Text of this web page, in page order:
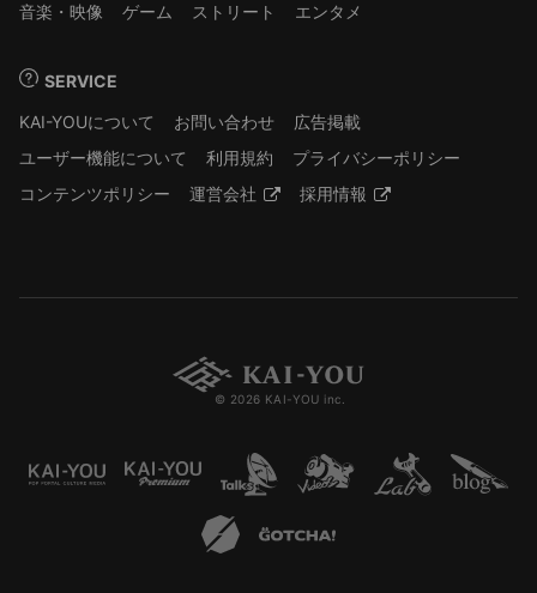
音楽・映像
ゲーム ストリート エンタメ
SERVICE
KAI-YOUについて
お問い合わせ
広告掲載
ユーザー機能について
利用規約
プライバシーポリシー
コンテンツポリシー
運営会社 採用情報
© 2026 KAI-YOU inc.